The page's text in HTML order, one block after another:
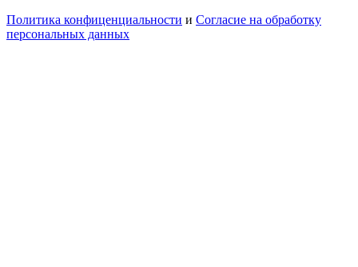
Политика конфиценциальности и Согласие на обработку
персональных данных